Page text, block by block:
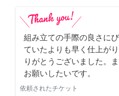
組み立ての手際の良さに
ていたよりも早く仕上が
りがとうございました。
お願いしたいです。
依頼されたチケット